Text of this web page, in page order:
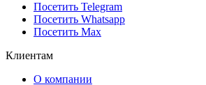
Посетить Telegram
Посетить Whatsapp
Посетить Max
Клиентам
О компании